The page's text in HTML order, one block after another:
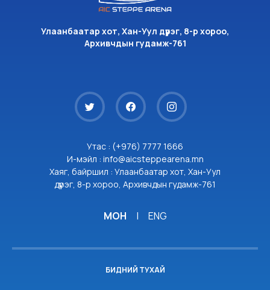
Улаанбаатар хот, Хан-Уул дүүрэг, 8-р хороо,
Архивчдын гудамж-761
Утас : (+976) 7777 1666
И-мэйл : info@aicsteppearena.mn
Хаяг, байршил : Улаанбаатар хот, Хан-Уул
дүүрэг, 8-р хороо, Архивчдын гудамж-761
МОН | ENG
БИДНИЙ ТУХАЙ